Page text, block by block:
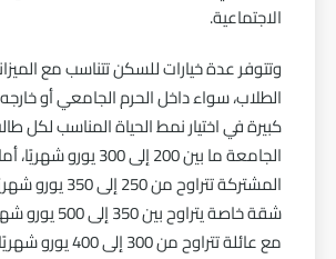
الاجتماعية.
وتتوفر عدة خيارات للسكن تتناسب مع
الطلاب، سواء داخل الحرم الجامعي أو
كبيرة في اختيار نمط الحياة المناسب لكل
الجامعة ما بين 200 إلى 300
المشتركة تتراوح من
شقة خاصة يتراوح
مع عائلة تتراوح من 300 إلى 400 يورو شهريًا.